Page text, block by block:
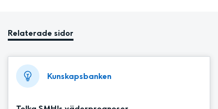
Relaterade sidor
Kunskapsbanken